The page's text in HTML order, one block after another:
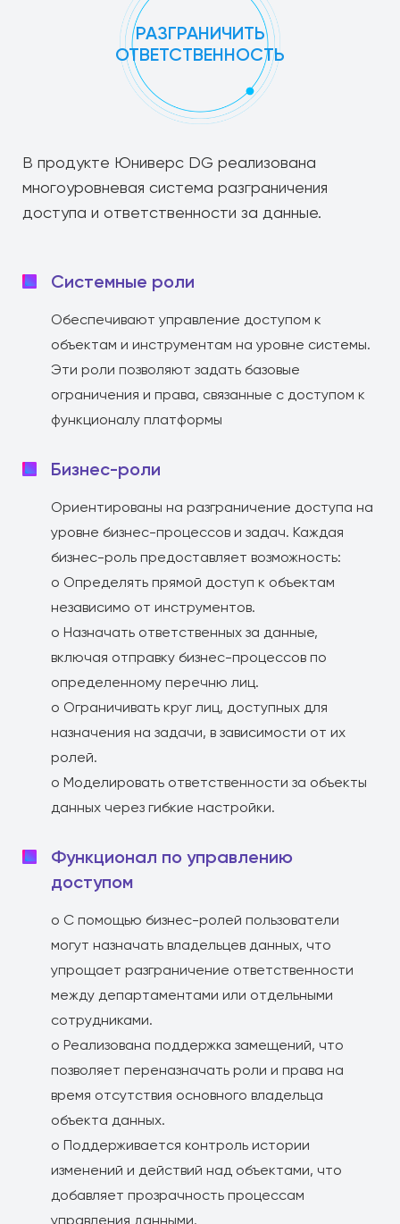
РАЗГРАНИЧИТЬ
ОТВЕТСТВЕННОСТЬ
В продукте Юниверс DG реализована
многоуровневая система разграничения
доступа и ответственности за данные.
Системные роли
Обеспечивают управление доступом к
объектам и инструментам на уровне системы.
Эти роли позволяют задать базовые
ограничения и права, связанные с доступом к
функционалу платформы
Бизнес-роли
Ориентированы на разграничение доступа на
уровне бизнес-процессов и задач. Каждая
бизнес-роль предоставляет возможность:
o Определять прямой доступ к объектам
независимо от инструментов.
o Назначать ответственных за данные,
включая отправку бизнес-процессов по
определенному перечню лиц.
o Ограничивать круг лиц, доступных для
назначения на задачи, в зависимости от их
ролей.
o Моделировать ответственности за объекты
данных через гибкие настройки.
Функционал по управлению
доступом
o С помощью бизнес-ролей пользователи
могут назначать владельцев данных, что
упрощает разграничение ответственности
между департаментами или отдельными
сотрудниками.
o Реализована поддержка замещений, что
позволяет переназначать роли и права на
время отсутствия основного владельца
объекта данных.
o Поддерживается контроль истории
изменений и действий над объектами, что
добавляет прозрачность процессам
управления данными.